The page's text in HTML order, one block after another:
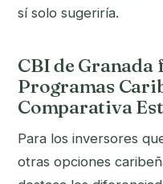
sí solo sugeriría.
CBI de Granada
Programas
Comparativa
Para los inversores
otras opciones